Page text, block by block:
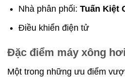
Nhà phân phối:Tuấn Kiệt
Điều khiển điện tử
Đặc điểm máy xông hơi
Một trong những ưu điểm